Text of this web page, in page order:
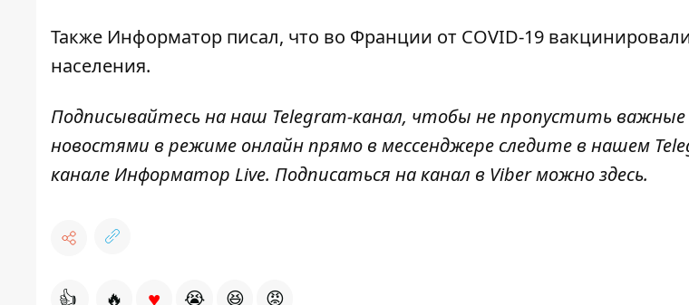
Также Информатор писал, что во Франции от COVID-19
населения.
Подписывайтесь на наш Telegram-канал, чтобы не пропустить важные
новостями в режиме онлайн прямо в мессенджере следите в нашем
канале Информатор Live. Подписаться на канал в Viber можноздесь.
👍 🔥 ♥ 😭 😆 😡